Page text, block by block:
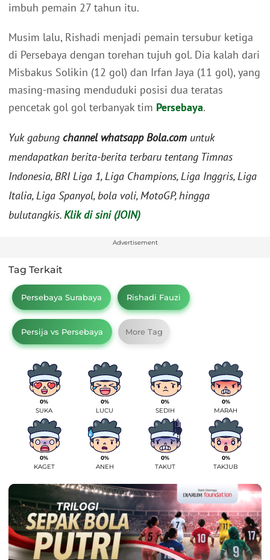
imbuh pemain 27 tahun itu.
Musim lalu, Rishadi menjadi pemain tersubur ketiga
di Persebaya dengan torehan tujuh gol. Dia kalah dari
Misbakus Solikin (12 gol) dan Irfan Jaya (11 gol), yang
masing-masing menduduki posisi dua teratas
pencetak gol gol terbanyak tim Persebaya.
Yuk gabung channel whatsapp Bola.com untuk
mendapatkan berita-berita terbaru tentang Timnas
Indonesia, BRI Liga 1, Liga Champions, Liga Inggris, Liga
Italia, Liga Spanyol, bola voli, MotoGP, hingga
bulutangkis.Klik di sini (JOIN)
Advertisement
Tag Terkait
Persebaya Surabaya Rishadi Fauzi
Persija vs Persebaya More Tag
0%
SUKA
0%
LUCU
0%
SEDIH
0%
MARAH
0%
KAGET
0%
ANEH
0%
TAKUT
0%
TAKJUB